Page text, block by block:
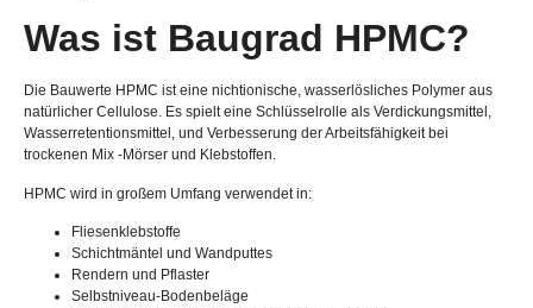
Was ist Baugrad HPMC?
Die Bauwerte HPMC ist eine nichtionische, wasserlösliches Polymer aus
natürlicher Cellulose. Es spielt eine Schlüsselrolle als Verdickungsmittel,
Wasserretentionsmittel, und Verbesserung der Arbeitsfähigkeit bei
trockenen Mix -Mörser und Klebstoffen.
HPMC wird in großem Umfang verwendet in:
Fliesenklebstoffe
Schichtmäntel und Wandputtes
Rendern und Pflaster
Selbstniveau-Bodenbeläge